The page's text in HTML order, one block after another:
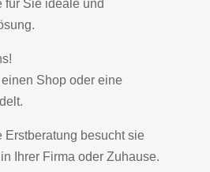
für Sie ideale und
Shop oder eine
Erstberatung besucht sie
Ihrer Firma oder Zuhause.